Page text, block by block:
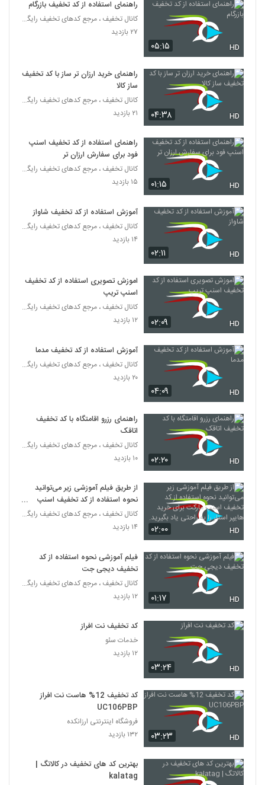
۰۵:۱۵ HD
راهنمای استفاده از کد تخفیف بازرگام
کانال تخفیف ، مرجع کدهای تخفیف رایگان
۲۷ بازدید
۰۴:۳۸ HD
راهنمای خرید ارزان تر ساز با کد تخفیف
ساز کالا
کانال تخفیف ، مرجع کدهای تخفیف رایگان
۲۱ بازدید
۰۱:۱۵ HD
راهنمای استفاده از کد تخفیف اسنپ
فود برای سفارش ارزان تر
کانال تخفیف ، مرجع کدهای تخفیف رایگان
۱۵ بازدید
۰۲:۱۱ HD
آموزش استفاده از کد تخفیف شاواز
کانال تخفیف ، مرجع کدهای تخفیف رایگان
۱۴ بازدید
۰۲:۰۹ HD
اموزش تصویری استفاده از کد تخفیف
اسنپ تریپ
کانال تخفیف ، مرجع کدهای تخفیف رایگان
۱۲ بازدید
۰۴:۰۹ HD
آموزش استفاده از کد تخفیف مدما
کانال تخفیف ، مرجع کدهای تخفیف رایگان
۲۰ بازدید
۰۲:۲۰ HD
راهنمای رزرو اقامتگاه با کد تخفیف
اتاقک
کانال تخفیف ، مرجع کدهای تخفیف رایگان
۱۰ بازدید
۰۲:۰۰ HD
از طریق فیلم آموزشی زیر می‌توانید
نحوه استفاده از کد تخفیف اسنپ
مارکت برای خرید هایپر استار را به
راحتی یاد بگیرید.
کانال تخفیف ، مرجع کدهای تخفیف رایگان
۱۴ بازدید
۰۱:۱۷ HD
فیلم آموزشی نحوه استفاده از کد
تخفیف دیجی جت
کانال تخفیف ، مرجع کدهای تخفیف رایگان
۱۲ بازدید
۰۳:۲۴ HD
کد تخفیف نت افراز
خدمات سئو
۱۲ بازدید
۰۳:۲۳ HD
کد تخفیف 12% هاست نت افراز
UC106PBP
فروشگاه اینترنتی ارزانکده
۱۳۲ بازدید
بهترین کد های تخفیف در کالاتگ |
kalatag